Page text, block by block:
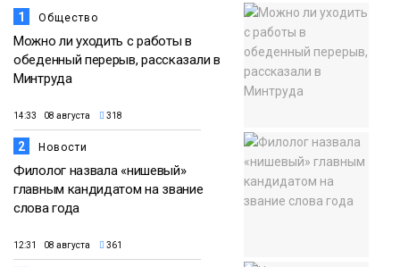
1 Общество
Можно ли уходить с работы в
обеденный перерыв, рассказали в
Минтруда
14:33 08 августа 318
2 Новости
Филолог назвала «нишевый»
главным кандидатом на звание
слова года
12:31 08 августа 361